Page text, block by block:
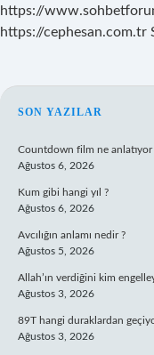
https://
https://cephesan.com.tr
SIDEBAR
SON YAZILAR
Countdown film ne anlatıyor
Ağustos 6, 2026
Kum gibi hangi yıl ?
Ağustos 6, 2026
Avcılığın anlamı nedir ?
Ağustos 5, 2026
Allah’ın verdiğini kim
Ağustos 3, 2026
89T hangi duraklardan
Ağustos 3, 2026